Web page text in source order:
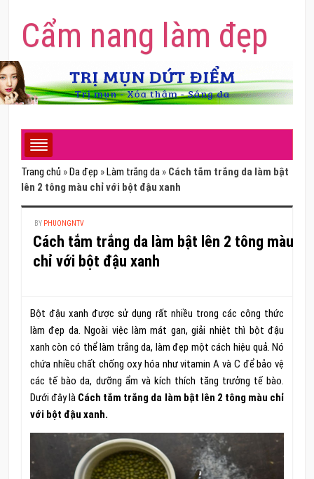
Cẩm nang làm đẹp
Trang chủ » Da đẹp » Làm trắng da » Cách tắm trắng da làm bật
lên 2 tông màu chỉ với bột đậu xanh
BY PHUONGNTV
Cách tắm trắng da làm bật lên 2 tông màu
chỉ với bột đậu xanh
Bột đậu xanh được sử dụng rất nhiều trong các công thức
làm đẹp da. Ngoài việc làm mát gan, giải nhiệt thì bột đậu
xanh còn có thể làm trắng da, làm đẹp một cách hiệu quả. Nó
chứa nhiều chất chống oxy hóa như vitamin A và C để bảo vệ
các tế bào da, dưỡng ẩm và kích thích tăng trưởng tế bào.
Dưới đây là Cách tắm trắng da làm bật lên 2 tông màu chỉ
với bột đậu xanh.